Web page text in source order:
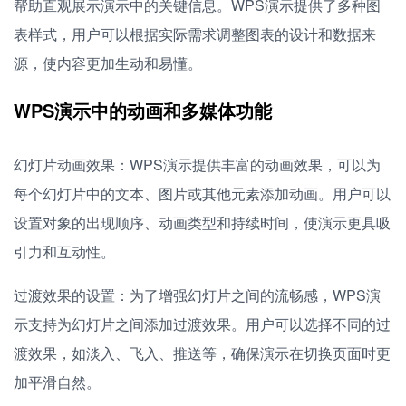
帮助直观展示演示中的关键信息。WPS演示提供了多种图
表样式，用户可以根据实际需求调整图表的设计和数据来
源，使内容更加生动和易懂。
WPS演示中的动画和多媒体功能
幻灯片动画效果：WPS演示提供丰富的动画效果，可以为
每个幻灯片中的文本、图片或其他元素添加动画。用户可以
设置对象的出现顺序、动画类型和持续时间，使演示更具吸
引力和互动性。
过渡效果的设置：为了增强幻灯片之间的流畅感，WPS演
示支持为幻灯片之间添加过渡效果。用户可以选择不同的过
渡效果，如淡入、飞入、推送等，确保演示在切换页面时更
加平滑自然。